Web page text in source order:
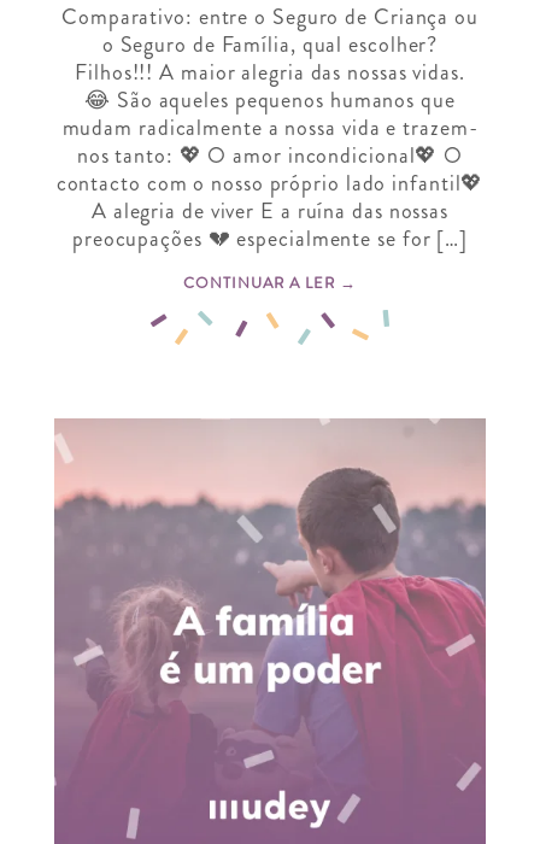
Comparativo: entre o Seguro de Criança ou
o Seguro de Família, qual escolher?
Filhos!!! A maior alegria das nossas vidas.
😂 São aqueles pequenos humanos que
mudam radicalmente a nossa vida e trazem-
nos tanto: 💖 O amor incondicional💖 O
contacto com o nosso próprio lado infantil💖
A alegria de viver E a ruína das nossas
preocupações 💔 especialmente se for […]
CONTINUAR A LER →